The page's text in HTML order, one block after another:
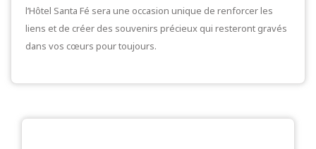
l’Hôtel Santa Fé sera une occasion unique de renforcer les
liens et de créer des souvenirs précieux qui resteront gravés
dans vos cœurs pour toujours.